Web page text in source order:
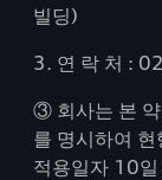
빌딩)
3. 연 락 처 :
③ 회사는 본 약
를 명시하여
적용일자 10일